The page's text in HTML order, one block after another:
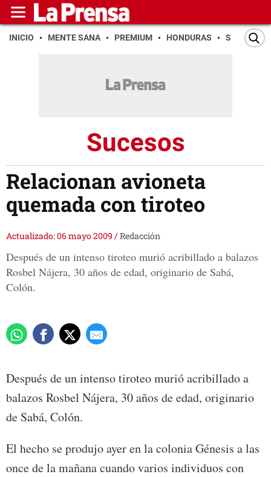
INICIO MENTE SANA PREMIUM HONDURAS SAN PEDRO
Sucesos
Relacionan avioneta
quemada con tiroteo
Actualizado: 06 mayo 2009 /Redacción
Después de un intenso tiroteo murió acribillado a balazos
Rosbel Nájera, 30 años de edad, originario de Sabá,
Colón.
Después de un intenso tiroteo murió acribillado a
balazos Rosbel Nájera, 30 años de edad, originario
de Sabá, Colón.
El hecho se produjo ayer en la colonia Génesis a las
once de la mañana cuando varios individuos con